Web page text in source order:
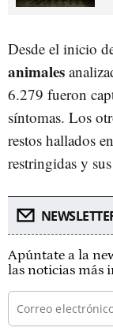
Desde el inicio
animales
6.279 fueron
síntomas. Los
restos hallados
restringidas y
Apúntate a la
las noticias más